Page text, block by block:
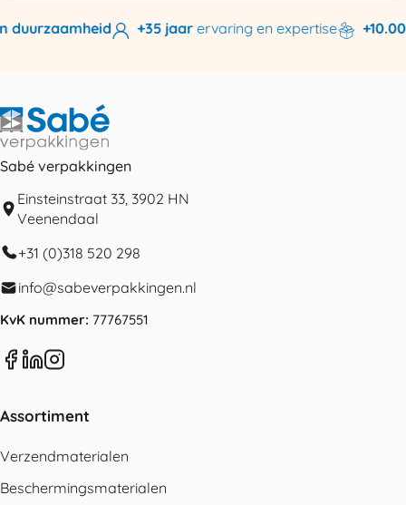
+35 jaarervaring en expertise
Sabé verpakkingen
Einsteinstraat 33, 3902 HN
Veenendaal
+31 (0)318 520 298
info@sabeverpakkingen.nl
KvK nummer: 77767551
Assortiment
Verzendmaterialen
Beschermingsmaterialen